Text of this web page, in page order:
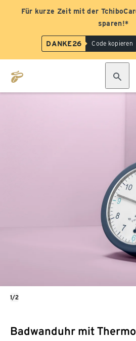
Für kurze Zeit mit der
sparen!*
DANKE26 Code kopieren
Badwanduhr mit
1/2